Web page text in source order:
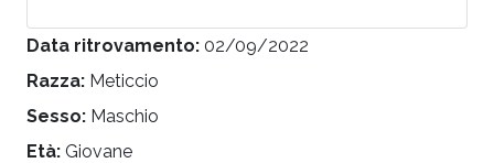
Data ritrovamento: 02/09/2022
Razza: Meticcio
Sesso: Maschio
Età: Giovane